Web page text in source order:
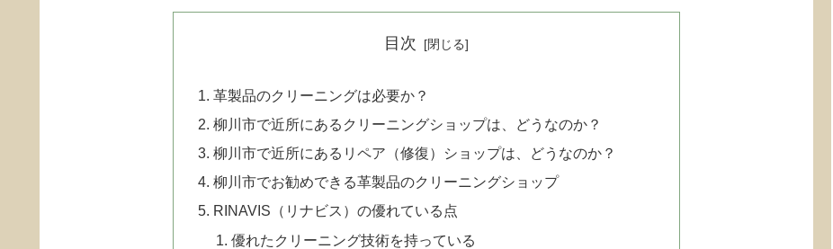
目次
革製品のクリーニングは必要か？
柳川市で近所にあるクリーニングショップは、どうなのか？
柳川市で近所にあるリペア（修復）ショップは、どうなのか？
柳川市でお勧めできる革製品のクリーニングショップ
RINAVIS（リナビス）の優れている点
優れたクリーニング技術を持っている